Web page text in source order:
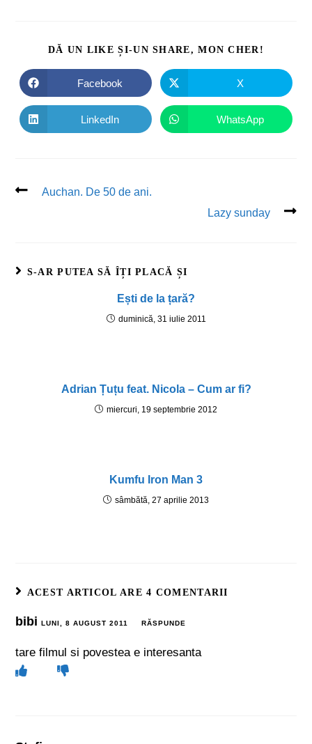
DĂ UN LIKE ȘI-UN SHARE, MON CHER!
Facebook X
LinkedIn WhatsApp
Auchan. De 50 de ani.
Lazy sunday
S-AR PUTEA SĂ ÎȚI PLACĂ ȘI
Ești de la țară?
duminică, 31 iulie 2011
Adrian Țuțu feat. Nicola – Cum ar fi?
miercuri, 19 septembrie 2012
Kumfu Iron Man 3
sâmbătă, 27 aprilie 2013
ACEST ARTICOL ARE 4 COMENTARII
bibiLUNI, 8 AUGUST 2011 RĂSPUNDE
tare filmul si povestea e interesanta